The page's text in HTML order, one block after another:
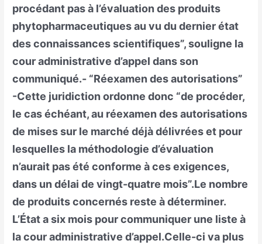
procédant pas à l’évaluation des produits
phytopharmaceutiques au vu du dernier état
des connaissances scientifiques”, souligne la
cour administrative d’appel dans son
communiqué.- “Réexamen des autorisations”
-Cette juridiction ordonne donc “de procéder,
le cas échéant, au réexamen des autorisations
de mises sur le marché déjà délivrées et pour
lesquelles la méthodologie d’évaluation
n’aurait pas été conforme à ces exigences,
dans un délai de vingt-quatre mois”.Le nombre
de produits concernés reste à déterminer.
L’État a six mois pour communiquer une liste à
la cour administrative d’appel.Celle-ci va plus